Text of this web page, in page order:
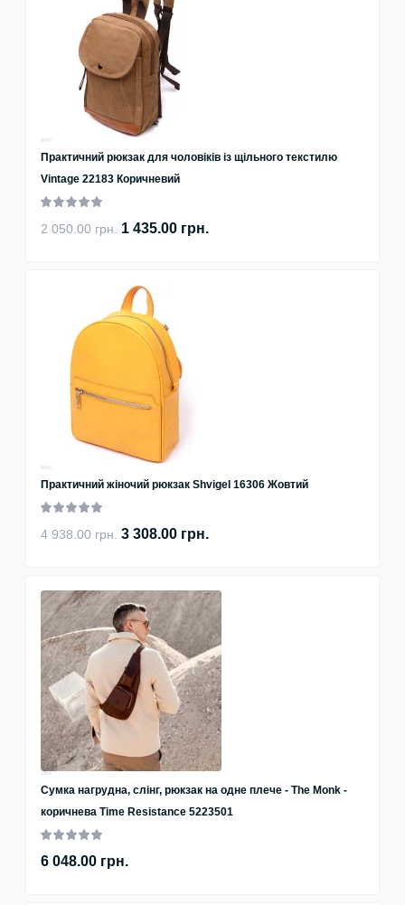
Практичний рюкзак для чоловіків із щільного текстилю
Vintage 22183 Коричневий
2 050.00 грн. 1 435.00 грн.
Практичний жіночий рюкзак Shvigel 16306 Жовтий
4 938.00 грн. 3 308.00 грн.
Сумка нагрудна, слінг, рюкзак на одне плече - The Monk -
коричнева Time Resistance 5223501
6 048.00 грн.